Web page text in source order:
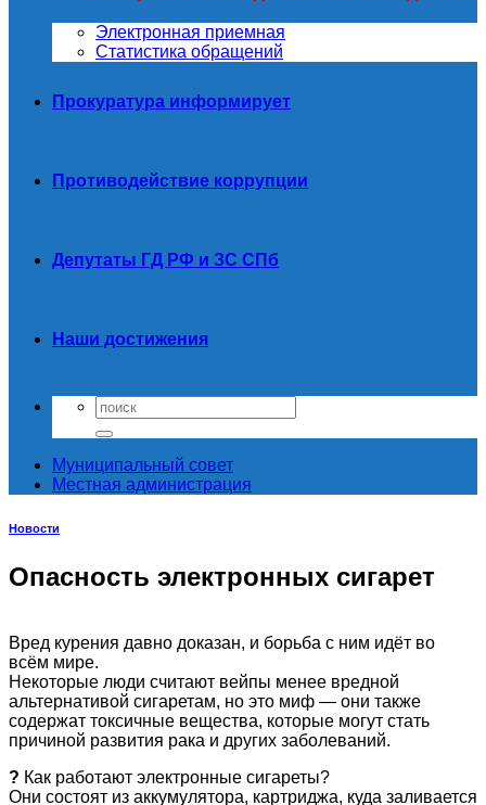
Электронная приемная
Статистика обращений
Прокуратура информирует
Противодействие коррупции
Депутаты ГД РФ и ЗС СПб
Наши достижения
Муниципальный совет
Местная администрация
Новости
Опасность электронных сигарет
Вред курения давно доказан, и борьба с ним идёт во
всём мире.
Некоторые люди считают вейпы менее вредной
альтернативой сигаретам, но это миф — они также
содержат токсичные вещества, которые могут стать
причиной развития рака и других заболеваний.
? Как работают электронные сигареты?
Они состоят из аккумулятора, картриджа, куда заливается